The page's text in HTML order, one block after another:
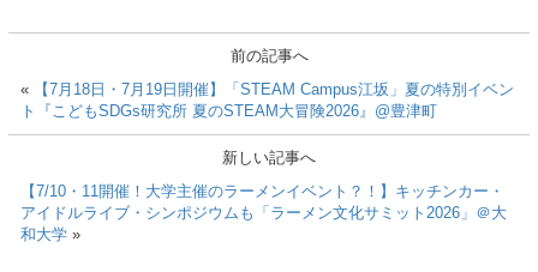
前の記事へ
«
【7月18日・7月19日開催】「STEAM Campus江坂」夏の特別イベン
ト『こどもSDGs研究所 夏のSTEAM大冒険2026』@豊津町
新しい記事へ
【7/10・11開催！大学主催のラーメンイベント？！】キッチンカー・
アイドルライブ・シンポジウムも「ラーメン文化サミット2026」＠大
和大学 »